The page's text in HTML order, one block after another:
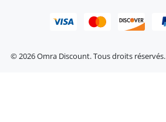
© 2026 Omra Discount. Tous droits réservés.